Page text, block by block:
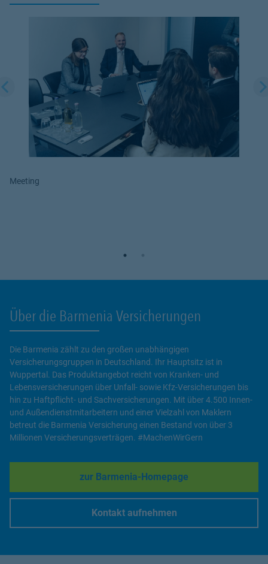
Meeting
Über die Barmenia Versicherungen
Die Barmenia zählt zu den großen unabhängigen
Versicherungsgruppen in Deutschland. Ihr Hauptsitz ist in
Wuppertal. Das Produktangebot reicht von Kranken- und
Lebensversicherungen über Unfall- sowie Kfz-Versicherungen bis
hin zu Haftpflicht- und Sachversicherungen. Mit über 4.500 Innen-
und Außendienstmitarbeitern und einer Vielzahl von Maklern
betreut die Barmenia Versicherung einen Bestand von über 3
Millionen Versicherungsverträgen. #MachenWirGern
zur Barmenia-Homepage
Link Opens in New Tab
Kontakt aufnehmen